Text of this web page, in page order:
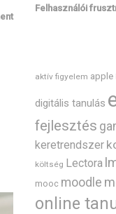
Felhasználói
aktív figyelem apple
digitális tanulás
fejlesztés
keretrendszer
költség Lectora
mooc moodle
online